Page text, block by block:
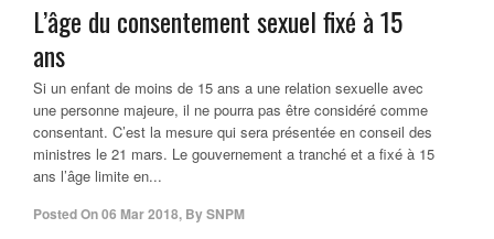
L’âge du consentement sexuel fixé à 15
ans
Si un enfant de moins de 15 ans a une relation sexuelle avec
une personne majeure, il ne pourra pas être considéré comme
consentant. C’est la mesure qui sera présentée en conseil des
ministres le 21 mars. Le gouvernement a tranché et a fixé à 15
ans l’âge limite en...
Posted On06 Mar 2018, BySNPM